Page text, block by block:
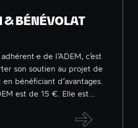
& BÉNÉVOLAT
de l’ADEM, c’est
son soutien au projet de
en bénéficiant d’avantages.
est de 15 €. Elle est...